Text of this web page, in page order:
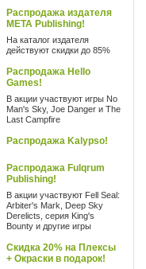
Распродажа издателя
META Publishing!
На каталог издателя
действуют скидки до 85%
Распродажа Hello
Games!
В акции участвуют игры No
Man's Sky, Joe Danger и The
Last Campfire
Распродажа Kalypso!
Распродажа Fulqrum
Publishing!
В акции участвуют Fell Seal:
Arbiter's Mark, Deep Sky
Derelicts, серия King's
Bounty и другие игры
Скидка 20% на Плексы
+ Окраски в подарок!